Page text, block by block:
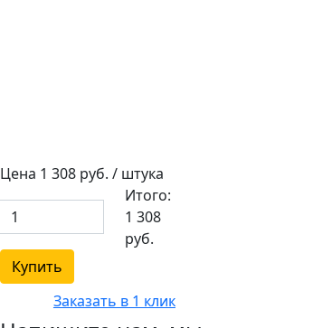
Цена 1 308 руб. / штука
Итого:
1 308
руб.
Купить
Заказать в 1 клик